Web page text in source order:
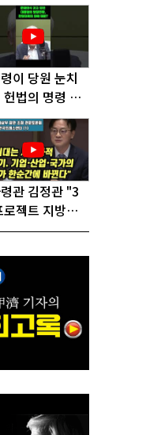
이 당원 눈치
헌법의 명령 거
목 잡혔다!
관 김정관 "3
로젝트 지방투
가생존을 건